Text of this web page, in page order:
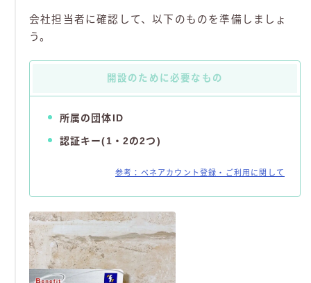
会社担当者に確認して、以下のものを準備しましょ
う。
開設のために必要なもの
所属の団体ID
認証キー(1・2の2つ)
参考：ベネアカウント登録・ご利用に関して